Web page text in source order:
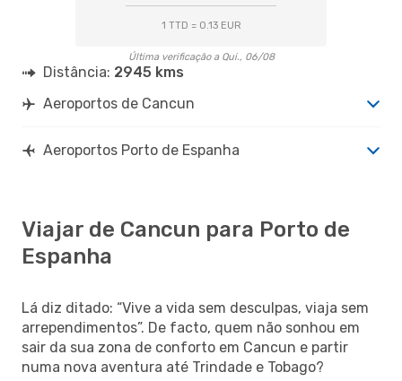
1 TTD = 0.13 EUR
Última verificação a Qui., 06/08
Distância: 2945 kms
Aeroportos de Cancun
Aeroportos Porto de Espanha
Viajar de Cancun para Porto de
Espanha
Lá diz ditado: “Vive a vida sem desculpas, viaja sem
arrependimentos”. De facto, quem não sonhou em
sair da sua zona de conforto em Cancun e partir
numa nova aventura até Trindade e Tobago?